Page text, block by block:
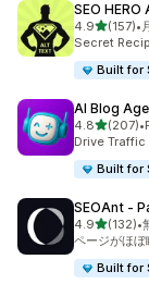
SEO
4.95つ星中
(157)
合計レビュー
•
Secret
Built for
AI Blog
4.85つ星中
(207)
合計レビュー
•
Drive Traffic
Built for
SEOAnt ‑
4.95つ星中
(132)
合計レビュー•
ページがほ
Built for